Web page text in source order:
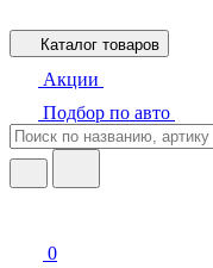
Каталог товаров
Акции
Подбор по авто
0